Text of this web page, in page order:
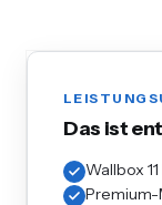
Das ist
Wallbox
Premium-